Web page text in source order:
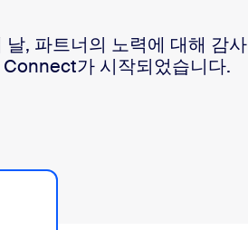
, 파트너의 노력에 대해 감사
가 시작되었습니다.